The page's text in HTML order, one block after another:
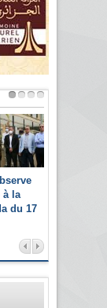
à la
du 17